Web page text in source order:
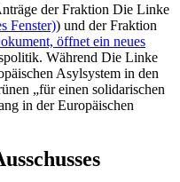
der Fraktion Die Linke
Fenster)) und der Fraktion
öffnet ein neues
Während Die Linke
Asylsystem in den
„für einen solidarischen
in der Europäischen